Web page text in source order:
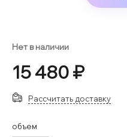
Нет в наличии
15 480 ₽
Рассчитать доставку
объем